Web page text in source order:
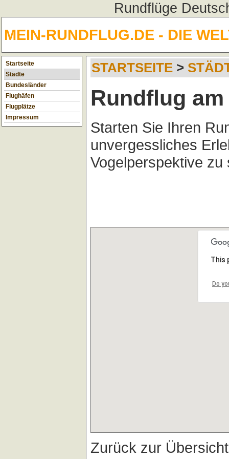
Rundflüge
MEIN-RUNDFLUG.DE - DIE
Startseite
Städte
Bundesländer
Flughäfen
Flugplätze
Impressum
STARTSEITE >
Rundflug
Starten Sie Ihren
unvergessliches
Vogelperspektive zu
This
Do
Zurück zur